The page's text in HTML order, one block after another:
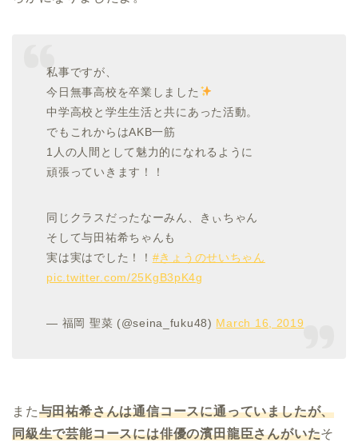
私事ですが、
今日無事高校を卒業しました
中学高校と学生生活と共にあった活動。
でもこれからはAKB一筋
1人の人間として魅力的になれるように
頑張っていきます！！
同じクラスだったなーみん、きぃちゃん
そして与田祐希ちゃんも
実は実はでした！！ #きょうのせいちゃん
pic.twitter.com/25KgB3pK4g
— 福岡 聖菜 (@seina_fuku48) March 16, 2019
また与田祐希さんは通信コースに通っていましたが、
同級生で芸能コースには俳優の濱田龍臣さんがいたそ